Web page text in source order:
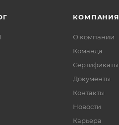
КОМПАНИЯ
О компании
Команда
Сертификаты
Документы
Контакты
Новости
Карьера